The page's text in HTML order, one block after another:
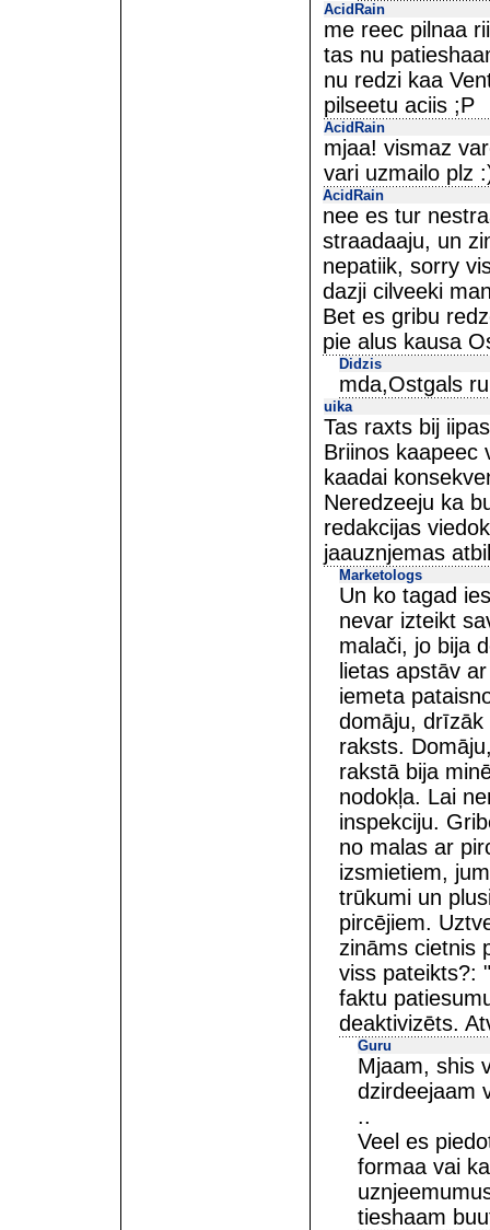
AcidRain
me reec pilnaa
tas nu
nu redzi kaa
pilseetu aciis ;P
AcidRain
mjaa! vismaz
vari uzmailo plz
AcidRain
nee es tur
straadaaju, un
nepatiik, sorry
dazji cilveeki
Bet es gribu
pie alus kausa
Didzis
mda,Ostgals
uika
Tas raxts bij
Briinos kaapeec
kaadai
Neredzeeju ka
redakcijas
jaauznjemas
Marketologs
Un ko tagad
nevar izteikt
malači, jo bija
lietas apstāv
iemeta
domāju, drīzāk
raksts.
rakstā bija
nodokļa. Lai
inspekciju.
no malas ar
izsmietiem,
trūkumi un
pircējiem.
zināms cietnis
viss pateikts?:
faktu
deaktivizēts.
Guru
Mjaam, shis
dzirdeejaam
..
Veel es
formaa vai
tieshaam